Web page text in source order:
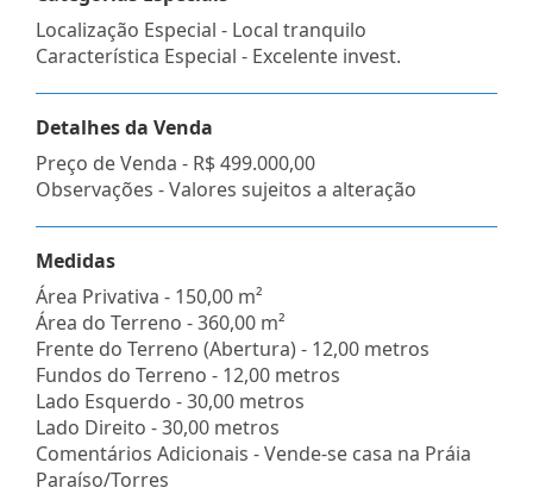
Localização Especial - Local tranquilo
Característica Especial - Excelente invest.
Detalhes da Venda
Preço de Venda - R$ 499.000,00
Observações - Valores sujeitos a alteração
Medidas
Área Privativa - 150,00 m²
Área do Terreno - 360,00 m²
Frente do Terreno (Abertura) - 12,00 metros
Fundos do Terreno - 12,00 metros
Lado Esquerdo - 30,00 metros
Lado Direito - 30,00 metros
Comentários Adicionais - Vende-se casa na Práia
Paraíso/Torres